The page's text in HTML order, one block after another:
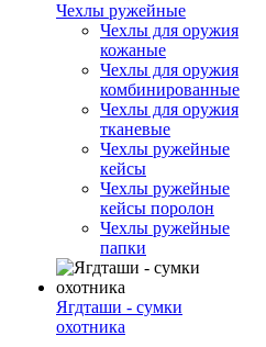
Чехлы ружейные
Чехлы для оружия
кожаные
Чехлы для оружия
комбинированные
Чехлы для оружия
тканевые
Чехлы ружейные
кейсы
Чехлы ружейные
кейсы поролон
Чехлы ружейные
папки
Ягдташи - сумки
охотника